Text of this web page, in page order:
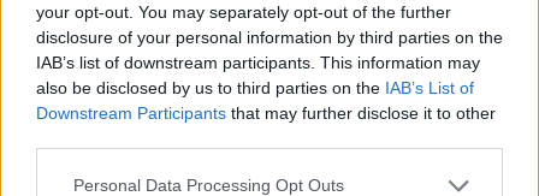
your opt-out. You may separately opt-out of the further
disclosure of your personal information by third parties on the
IAB’s list of downstream participants. This information may
also be disclosed by us to third parties on the IAB’s List of
Downstream Participants that may further disclose it to other
Personal Data Processing Opt Outs